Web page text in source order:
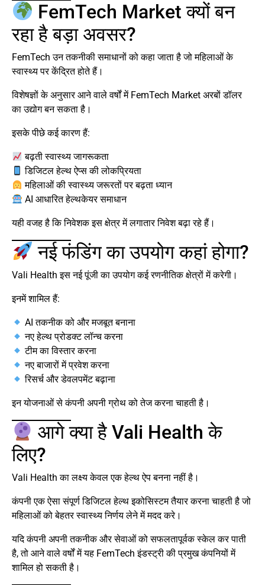
FemTech Market क्यों बन
रहा है बड़ा अवसर?
FemTech उन तकनीकी समाधानों को कहा जाता है जो महिलाओं के
स्वास्थ्य पर केंद्रित होते हैं।
विशेषज्ञों के अनुसार आने वाले वर्षों में FemTech Market अरबों डॉलर
का उद्योग बन सकता है।
इसके पीछे कई कारण हैं:
बढ़ती स्वास्थ्य जागरूकता
डिजिटल हेल्थ ऐप्स की लोकप्रियता
महिलाओं की स्वास्थ्य जरूरतों पर बढ़ता ध्यान
AI आधारित हेल्थकेयर समाधान
यही वजह है कि निवेशक इस क्षेत्र में लगातार निवेश बढ़ा रहे हैं।
नई फंडिंग का उपयोग कहां होगा?
Vali Health इस नई पूंजी का उपयोग कई रणनीतिक क्षेत्रों में करेगी।
इनमें शामिल हैं:
AI तकनीक को और मजबूत बनाना
नए हेल्थ प्रोडक्ट लॉन्च करना
टीम का विस्तार करना
नए बाजारों में प्रवेश करना
रिसर्च और डेवलपमेंट बढ़ाना
इन योजनाओं से कंपनी अपनी ग्रोथ को तेज करना चाहती है।
आगे क्या है Vali Health के
लिए?
Vali Health का लक्ष्य केवल एक हेल्थ ऐप बनना नहीं है।
कंपनी एक ऐसा संपूर्ण डिजिटल हेल्थ इकोसिस्टम तैयार करना चाहती है जो
महिलाओं को बेहतर स्वास्थ्य निर्णय लेने में मदद करे।
यदि कंपनी अपनी तकनीक और सेवाओं को सफलतापूर्वक स्केल कर पाती
है, तो आने वाले वर्षों में यह FemTech इंडस्ट्री की प्रमुख कंपनियों में
शामिल हो सकती है।